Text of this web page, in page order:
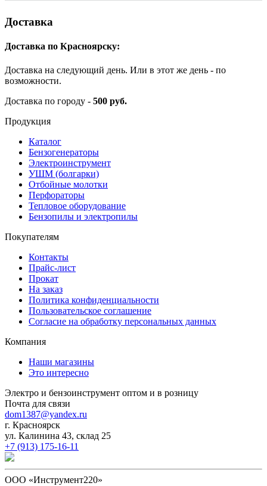
Доставка
Доставка по Красноярску:
Доставка на следующий день. Или в этот же день - по
возможности.
Доставка по городу - 500 руб.
Продукция
Каталог
Бензогенераторы
Электроинструмент
УШМ (болгарки)
Отбойные молотки
Перфораторы
Тепловое оборудование
Бензопилы и электропилы
Покупателям
Контакты
Прайс-лист
Прокат
На заказ
Политика конфиденциальности
Пользовательское соглашение
Согласие на обработку персональных данных
Компания
Наши магазины
Это интересно
Электро и бензоинструмент оптом и в розницу
Почта для связи
dom1387@yandex.ru
г. Красноярск
ул. Калинина 43, склад 25
+7 (913) 175-16-11
ООО «Инструмент220»